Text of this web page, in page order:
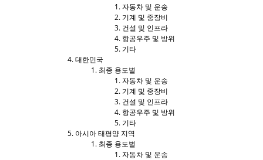
자동차 및 운송
기계 및 중장비
건설 및 인프라
항공우주 및 방위
기타
대한민국
최종 용도별
자동차 및 운송
기계 및 중장비
건설 및 인프라
항공우주 및 방위
기타
아시아 태평양 지역
최종 용도별
자동차 및 운송